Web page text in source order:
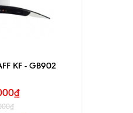
KF - GB902